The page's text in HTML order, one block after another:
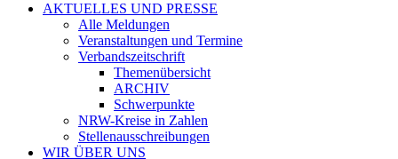
AKTUELLES UND PRESSE
Alle Meldungen
Veranstaltungen und Termine
Verbandszeitschrift
Themenübersicht
ARCHIV
Schwerpunkte
NRW-Kreise in Zahlen
Stellenausschreibungen
WIR ÜBER UNS